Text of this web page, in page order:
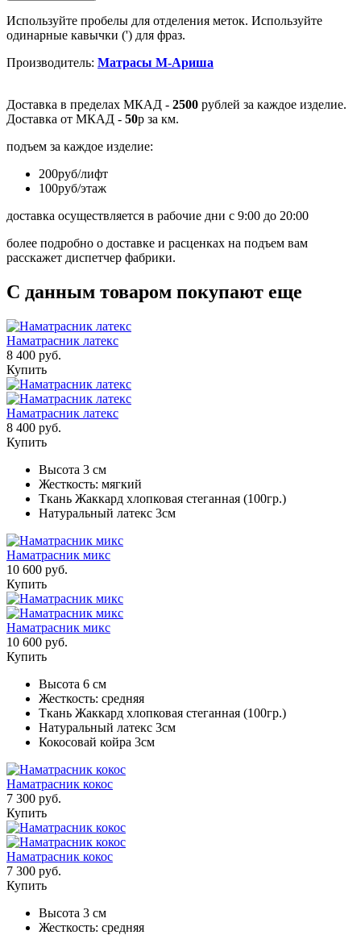
Используйте пробелы для отделения меток. Используйте
одинарные кавычки (') для фраз.
Производитель: Матрасы М-Ариша
Доставка в пределах МКАД - 2500 рублей за каждое изделие.
Доставка от МКАД - 50р за км.
подъем за каждое изделие:
200руб/лифт
100руб/этаж
доставка осуществляется в рабочие дни с 9:00 до 20:00
более подробно о доставке и расценках на подъем вам
расскажет диспетчер фабрики.
С данным товаром покупают еще
Наматрасник латекс
8 400 руб.
Купить
Наматрасник латекс
8 400 руб.
Купить
Высота 3 см
Жесткость: мягкий
Ткань Жаккард хлопковая стеганная (100гр.)
Натуральный латекс 3см
Наматрасник микс
10 600 руб.
Купить
Наматрасник микс
10 600 руб.
Купить
Высота 6 см
Жесткость: средняя
Ткань Жаккард хлопковая стеганная (100гр.)
Натуральный латекс 3см
Кокосовай койра 3см
Наматрасник кокос
7 300 руб.
Купить
Наматрасник кокос
7 300 руб.
Купить
Высота 3 см
Жесткость: средняя